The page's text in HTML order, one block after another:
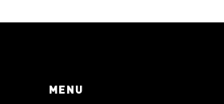
MENU